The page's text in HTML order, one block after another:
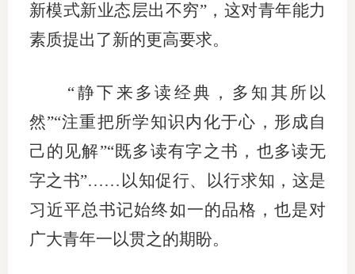
国际交
图片新
媒体看
新模式新业态层出不穷”，这对青年能力
素质提出了新的更高要求。
“静下来多读经典，多知其所以
然”“注重把所学知识内化于心，形成自
己的见解”“既多读有字之书，也多读无
字之书”……以知促行、以行求知，这是
习近平总书记始终如一的品格，也是对
广大青年一以贯之的期盼。